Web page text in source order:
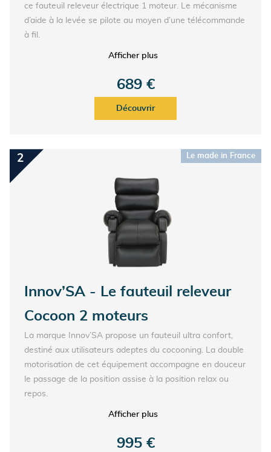
ce fauteuil releveur électrique 1 moteur. Le mécanisme
d’aide à la levée se pilote au moyen d’une télécommande
à fil.
l’utilisation, relevez ou inclinez le dossier, ainsi que le
bien-être. Le + ? Son revêtement en tissu haute
résistance. Il répond à la norme anti feu EN 1021-1, et
quotidien !
Afficher plus
689 €
Découvrir
2 Le made in France
Innov’SA - Le fauteuil releveur
Cocoon 2 moteurs
La marque Innov’SA propose un fauteuil ultra confort,
destiné aux utilisateurs adeptes du cocooning. La double
motorisation de cet équipement accompagne en douceur
le passage de la position assise à la position relax ou
repos.
modèles les plus robustes). Constituée de couettes
Afficher plus
995 €